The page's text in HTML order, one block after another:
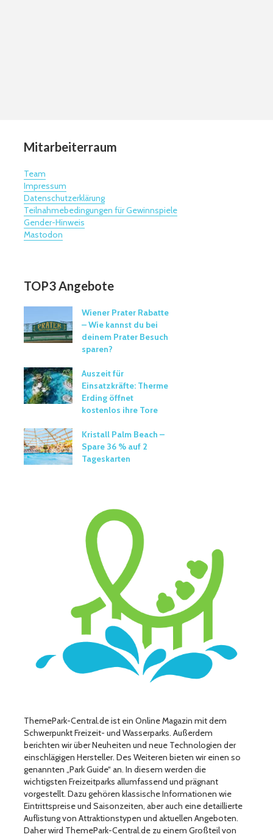
Mitarbeiterraum
Team
Impressum
Datenschutzerklärung
Teilnahmebedingungen für Gewinnspiele
Gender-Hinweis
Mastodon
TOP3 Angebote
Wiener Prater Rabatte
– Wie kannst du bei
deinem Prater Besuch
sparen?
Auszeit für
Einsatzkräfte: Therme
Erding öffnet
kostenlos ihre Tore
Kristall Palm Beach –
Spare 36 % auf 2
Tageskarten
ThemePark-Central.de ist ein Online Magazin mit dem
Schwerpunkt Freizeit- und Wasserparks. Außerdem
berichten wir über Neuheiten und neue Technologien der
einschlägigen Hersteller. Des Weiteren bieten wir einen so
genannten „Park Guide“ an. In diesem werden die
wichtigsten Freizeitparks allumfassend und prägnant
vorgestellt. Dazu gehören klassische Informationen wie
Eintrittspreise und Saisonzeiten, aber auch eine detaillierte
Auflistung von Attraktionstypen und aktuellen Angeboten.
Daher wird ThemePark-Central.de zu einem Großteil von